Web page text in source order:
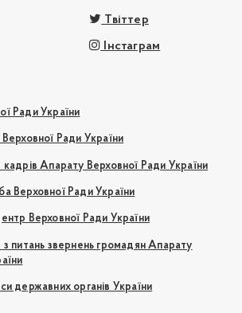
Твіттер
Інстаграм
Ради України
Верховної Ради України
кадрів Апарату Верховної Ради України
Верховної Ради України
Верховної Ради України
з питань звернень громадян Апарату
державних органів України